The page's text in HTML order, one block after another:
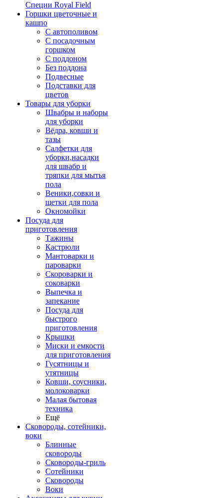
Специи Royal Field
Горшки цветочные и
кашпо
С автополивом
С посадочным
горшком
С поддоном
Без поддона
Подвесные
Подставки для
цветов
Товары для уборки
Швабры и наборы
для уборки
Вёдра, ковши и
тазы
Салфетки для
уборки,насадки
для швабр и
тряпки для мытья
пола
Веники,совки и
щетки для пола
Окномойки
Посуда для
приготовления
Тажины
Кастрюли
Мантоварки и
пароварки
Скороварки и
соковарки
Выпечка и
запекание
Посуда для
быстрого
приготовления
Крышки
Миски и емкости
для приготовления
Гусятницы и
утятницы
Ковши, соусники,
молоковарки
Малая бытовая
техника
Ещё
Сковороды, сотейники,
воки
Блинные
сковороды
Сковороды-гриль
Сотейники
Сковороды
Воки